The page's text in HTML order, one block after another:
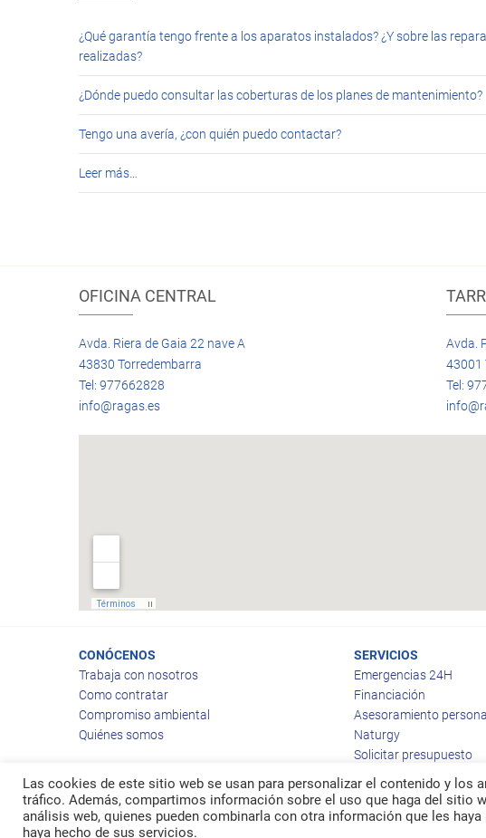
¿Qué garantía tengo frente a los aparatos instalados? ¿Y sobre las
realizadas?
¿Dónde puedo consultar las coberturas de los planes de mantenimiento?
Tengo una avería, ¿con quién puedo contactar?
Leer más…
OFICINA CENTRAL
Avda. Riera de Gaia 22 nave A
43830 Torredembarra
Tel: 977662828
info@ragas.es
Avda.
43001
Tel:
CONÓCENOS
Trabaja con nosotros
Como contratar
Compromiso ambiental
Quiénes somos
SERVICIOS
Emergencias 24H
Financiación
Asesoramiento
Naturgy
Solicitar presupuesto
© 2026Ragas
Las cookies de este sitio web se usan para personalizar el contenido y los
tráfico. Además, compartimos información sobre el uso que haga del sitio
análisis web, quienes pueden combinarla con otra información que les
haya hecho de sus servicios.